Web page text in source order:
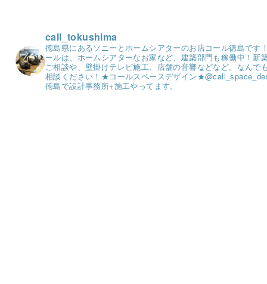
call_tokushima
徳島県にあるソニーとホームシアターのお店コール徳島です
ールは、ホームシアターなお家など、建築部門も稼働中！ 新
ご相談や、壁掛けテレビ施工、店舗の音響などなど。 なんで
相談ください！ ★コールスペースデザイン★
徳島で設計事務所+施工やってます。